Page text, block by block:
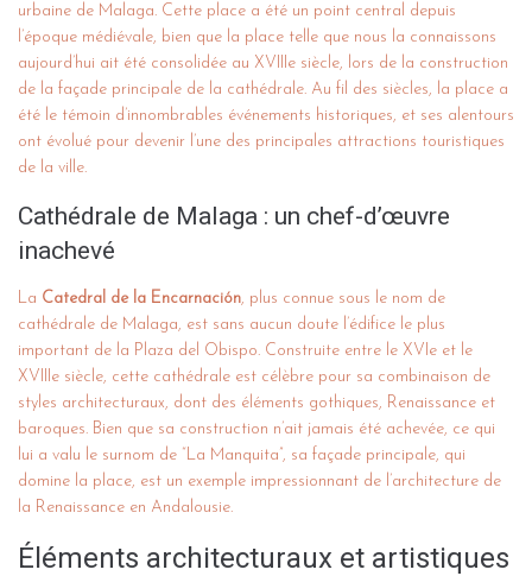
urbaine de Malaga. Cette place a été un point central depuis
l’époque médiévale, bien que la place telle que nous la connaissons
aujourd’hui ait été consolidée au XVIIIe siècle, lors de la construction
de la façade principale de la cathédrale. Au fil des siècles, la place a
été le témoin d’innombrables événements historiques, et ses alentours
ont évolué pour devenir l’une des principales attractions touristiques
de la ville.
Cathédrale de Malaga : un chef-d’œuvre
inachevé
La Catedral de la Encarnación, plus connue sous le nom de
cathédrale de Malaga, est sans aucun doute l’édifice le plus
important de la Plaza del Obispo. Construite entre le XVIe et le
XVIIIe siècle, cette cathédrale est célèbre pour sa combinaison de
styles architecturaux, dont des éléments gothiques, Renaissance et
baroques. Bien que sa construction n’ait jamais été achevée, ce qui
lui a valu le surnom de “La Manquita”, sa façade principale, qui
domine la place, est un exemple impressionnant de l’architecture de
la Renaissance en Andalousie.
Éléments architecturaux et artistiques